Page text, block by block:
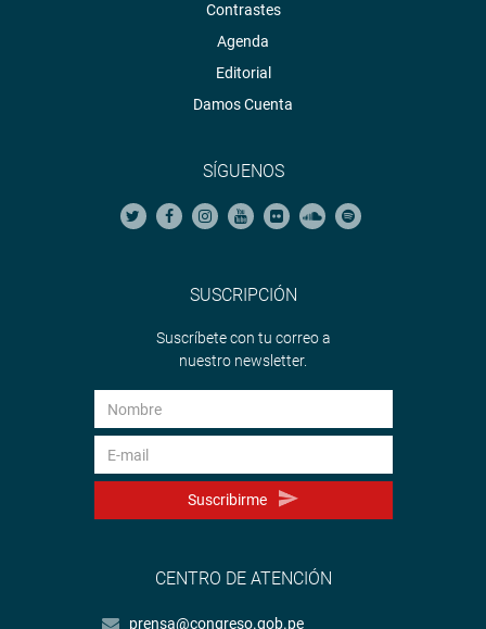
Contrastes
Agenda
Editorial
Damos Cuenta
SÍGUENOS
SUSCRIPCIÓN
Suscríbete con tu correo a
nuestro newsletter.
Suscribirme
CENTRO DE ATENCIÓN
prensa@congreso.gob.pe